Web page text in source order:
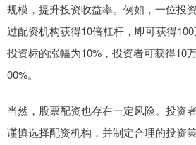
规模，提升投资收益率。例如，一位投
过配资机构获得10倍杠杆，即可获得
投资标的涨幅为10%，投资者可获得10
00%。
当然，股票配资也存在一定风险。投资
谨慎选择配资机构，并制定合理的投资